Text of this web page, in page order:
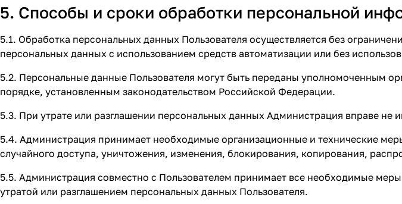
5. Способы и сроки обработки персональной
5.1. Обработка персональных данных Пользователя осуществляется без
персональных данных с использованием средств автоматизации или без
5.2. Персональные данные Пользователя могут быть переданы уполномоченным
порядке, установленным законодательством Российской Федерации.
5.3. При утрате или разглашении персональных данных Администрация вправе
5.4. Администрация принимает необходимые организационные и технические
случайного доступа, уничтожения, изменения, блокирования, копирования,
5.5. Администрация совместно с Пользователем принимает все необходимые
утратой или разглашением персональных данных Пользователя.